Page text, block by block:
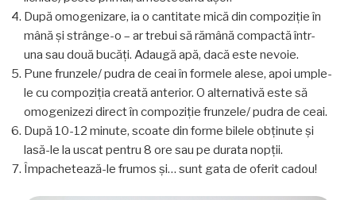
După omogenizare, ia o cantitate mică din compoziție în
mână și strânge-o – ar trebui să rămână compactă într-
una sau două bucăți. Adaugă apă, dacă este nevoie.
Pune frunzele/ pudra de ceai în formele alese, apoi umple-
le cu compoziția creată anterior. O alternativă este să
omogenizezi direct în compoziție frunzele/ pudra de ceai.
După 10-12 minute, scoate din forme bilele obținute și
lasă-le la uscat pentru 8 ore sau pe durata nopții.
Împachetează-le frumos și… sunt gata de oferit cadou!